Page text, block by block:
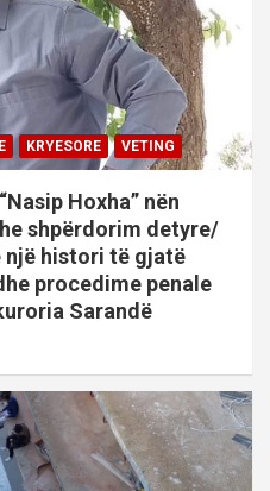
KRYESORE VETING
Hoxha” nën
shpërdorim detyre/
një histori të gjatë
procedime penale
Sarandë